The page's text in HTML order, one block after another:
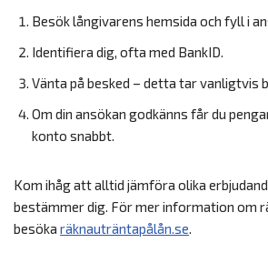
Besök långivarens hemsida och fyll i
Identifiera dig, ofta med BankID.
Vänta på besked – detta tar vanligtvis
Om din ansökan godkänns får du
konto snabbt.
Kom ihåg att alltid jämföra olika
bestämmer dig. För mer information om
besöka räknauträntapålån.se.